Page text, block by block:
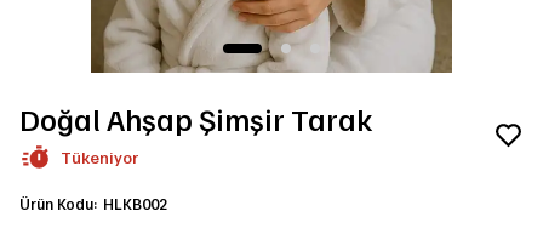
Doğal Ahşap Şimşir Tarak
Tükeniyor
Ürün Kodu: HLKB002